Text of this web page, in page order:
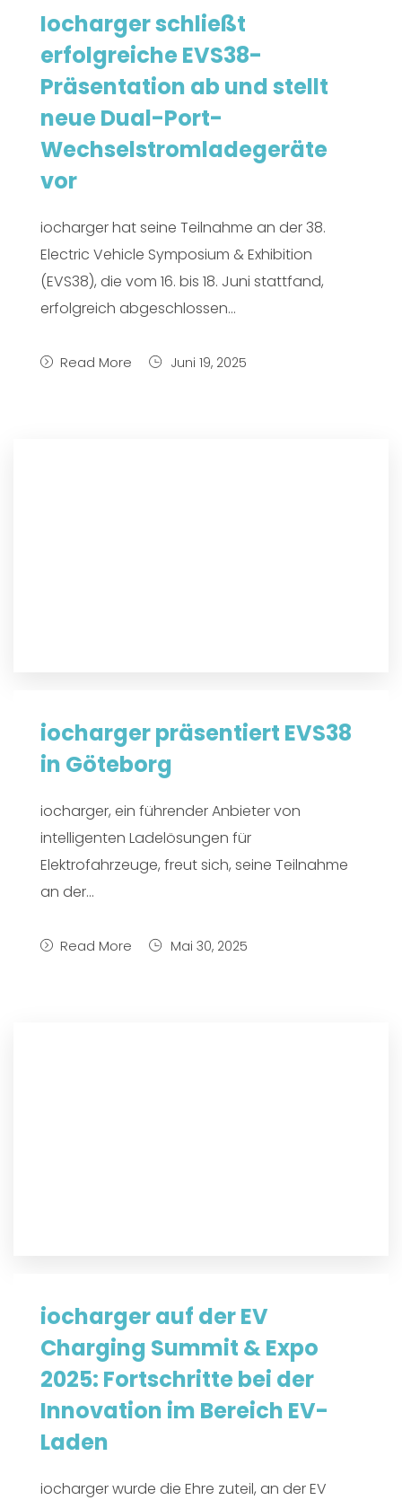
Iocharger schließt
erfolgreiche EVS38-
Präsentation ab und stellt
neue Dual-Port-
Wechselstromladegeräte
vor
iocharger hat seine Teilnahme an der 38.
Electric Vehicle Symposium & Exhibition
(EVS38), die vom 16. bis 18. Juni stattfand,
erfolgreich abgeschlossen...
Read More Juni 19, 2025
iocharger präsentiert EVS38
in Göteborg
iocharger, ein führender Anbieter von
intelligenten Ladelösungen für
Elektrofahrzeuge, freut sich, seine Teilnahme
an der...
Read More Mai 30, 2025
iocharger auf der EV
Charging Summit & Expo
2025: Fortschritte bei der
Innovation im Bereich EV-
Laden
iocharger wurde die Ehre zuteil, an der EV